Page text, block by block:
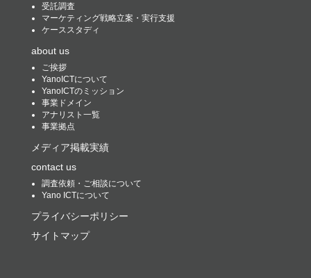
受託調査
マーケティング戦略立案・実行支援
ケーススタディ
about us
ご挨拶
YanoICTについて
YanoICTのミッション
事業ドメイン
アナリスト一覧
事業拠点
メディア掲載実績
contact us
調査依頼・ご相談について
Yano ICTについて
プライバシーポリシー
サイトマップ